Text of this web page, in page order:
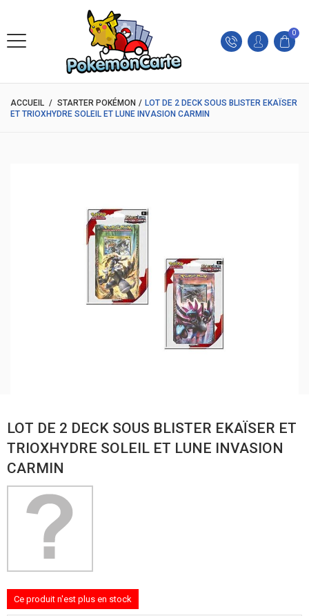
0
ACCUEIL / STARTER POKÉMON / LOT DE 2 DECK SOUS BLISTER EKAÏSER
ET TRIOXHYDRE SOLEIL ET LUNE INVASION CARMIN
LOT DE 2 DECK SOUS BLISTER EKAÏSER ET
TRIOXHYDRE SOLEIL ET LUNE INVASION
CARMIN
Ce produit n'est plus en stock